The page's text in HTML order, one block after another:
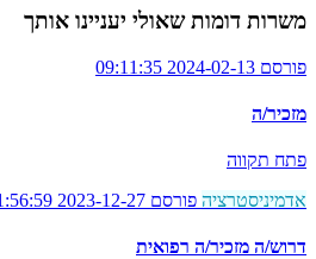
משרות דומות שאולי יעניינו אותך
פורסם 2024-02-13 09:11:35
מזכיר/ה
פתח תקווה
אדמיניסטרציה פורסם 2023-12-27 11:56:59
דרוש/ה מזכיר/ה רפואית